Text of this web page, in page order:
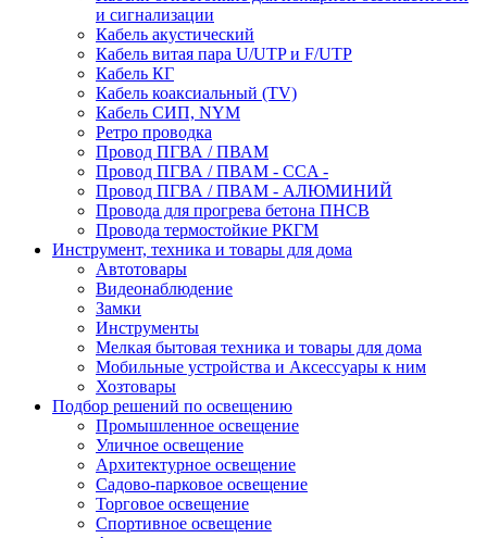
и сигнализации
Кабель акустический
Кабель витая пара U/UTP и F/UTP
Кабель КГ
Кабель коаксиальный (TV)
Кабель СИП, NYM
Ретро проводка
Провод ПГВА / ПВАМ
Провод ПГВА / ПВАМ - CCA -
Провод ПГВА / ПВАМ - АЛЮМИНИЙ
Провода для прогрева бетона ПНСВ
Провода термостойкие РКГМ
Инструмент, техника и товары для дома
Автотовары
Видеонаблюдение
Замки
Инструменты
Мелкая бытовая техника и товары для дома
Мобильные устройства и Аксессуары к ним
Хозтовары
Подбор решений по освещению
Промышленное освещение
Уличное освещение
Архитектурное освещение
Садово-парковое освещение
Торговое освещение
Спортивное освещение